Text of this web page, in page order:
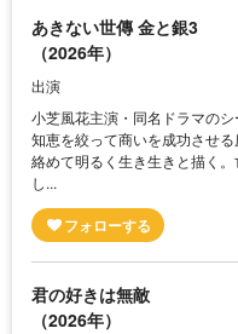
あきない世傳 金と銀3
（2026年）
出演
小芝風花主演・同名ドラマのシ
知恵を絞って商いを成功させ
絡めて明るく生き生きと描く
し...
君の好きは無敵
（2026年）